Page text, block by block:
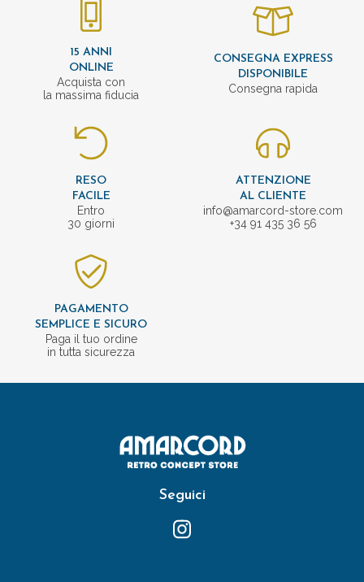
15 ANNI
ONLINE
Acquista con
la massima fiducia
CONSEGNA EXPRESS
DISPONIBILE
Consegna rapida
RESO
FACILE
Entro
30 giorni
ATTENZIONE
AL CLIENTE
info@amarcord-store.com
+34 91 435 36 56
PAGAMENTO
SEMPLICE E SICURO
Paga il tuo ordine
in tutta sicurezza
Seguici